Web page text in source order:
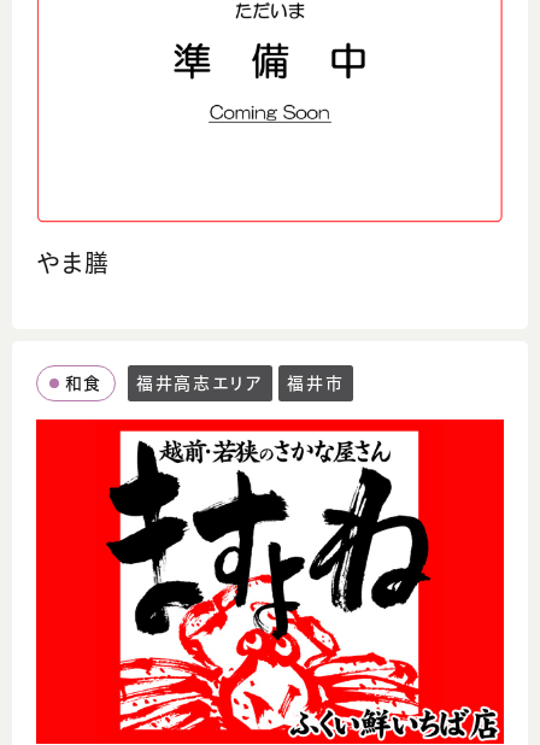
やま膳
和食 福井高志エリア 福井市